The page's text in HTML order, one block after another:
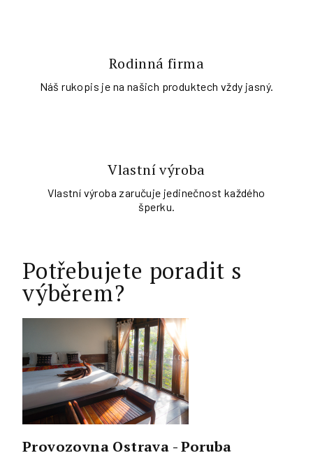
Rodinná firma
Náš rukopis je na našich produktech vždy jasný.
Vlastní výroba
Vlastní výroba zaručuje jedinečnost každého
šperku.
Potřebujete poradit s
výběrem?
Provozovna Ostrava - Poruba